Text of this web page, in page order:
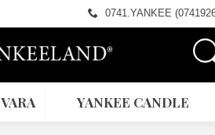
0741.YANKEE
VARA YANKEE CANDLE